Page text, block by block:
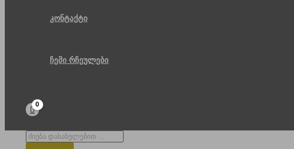
კონტაქტი
ჩემი რჩეულები
Products